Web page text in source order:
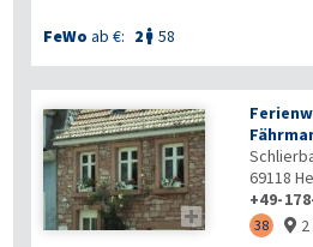
FeWo ab €: 2  58

69118
+49-
38 